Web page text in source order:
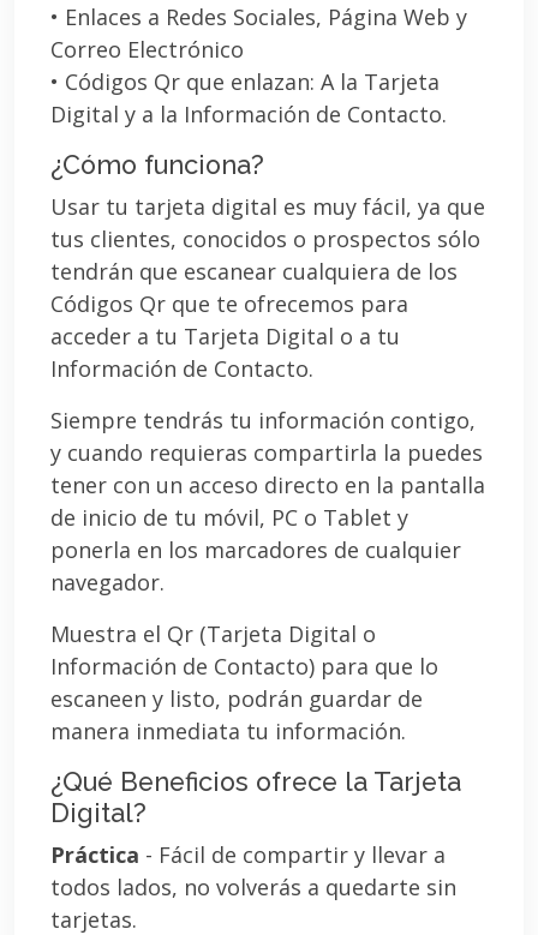
• Enlaces a Redes Sociales, Página Web y
Correo Electrónico
• Códigos Qr que enlazan: A la Tarjeta
Digital y a la Información de Contacto.
¿Cómo funciona?
Usar tu tarjeta digital es muy fácil, ya que
tus clientes, conocidos o prospectos sólo
tendrán que escanear cualquiera de los
Códigos Qr que te ofrecemos para
acceder a tu Tarjeta Digital o a tu
Información de Contacto.
Siempre tendrás tu información contigo,
y cuando requieras compartirla la puedes
tener con un acceso directo en la pantalla
de inicio de tu móvil, PC o Tablet y
ponerla en los marcadores de cualquier
navegador.
Muestra el Qr (Tarjeta Digital o
Información de Contacto) para que lo
escaneen y listo, podrán guardar de
manera inmediata tu información.
¿Qué Beneficios ofrece la Tarjeta
Digital?
Práctica - Fácil de compartir y llevar a
todos lados, no volverás a quedarte sin
tarjetas.